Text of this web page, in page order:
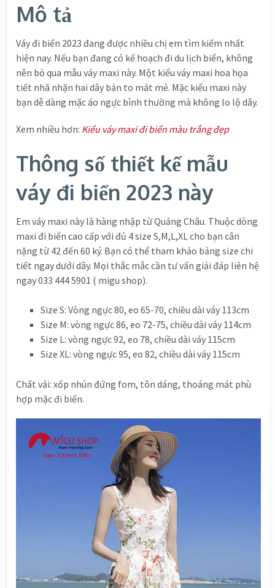
Mô tả
Váy đi biển 2023 đang được nhiều chị em tìm kiếm nhất
hiện nay. Nếu bạn đang có kế hoạch đi du lịch biển, không
nên bỏ qua mẫu váy maxi này. Một kiểu váy maxi hoa họa
tiết nhã nhặn hai dây bản to mát mẻ. Mặc kiểu maxi này
bạn dễ dàng mặc áo ngực bình thường mà không lo lộ dây.
Xem nhiều hơn: Kiểu váy maxi đi biển màu trắng đẹp
Thông số thiết kế mẫu
váy đi biển 2023 này
Em váy maxi này là hàng nhập từ Quảng Châu. Thuộc dòng
maxi đi biển cao cấp với đủ 4 size S,M,L,XL cho bạn cân
nặng từ 42 đến 60 ký. Bạn có thể tham khảo bảng size chi
tiết ngay dưới dây. Mọi thắc mắc cần tư vấn giải đáp liên hệ
ngay 033 444 5901 ( migu shop).
Size S: Vòng ngực 80, eo 65-70, chiều dài váy 113cm
Size M: vòng ngực 86, eo 72-75, chiều dài váy 114cm
Size L: vòng ngực 92, eo 78, chiều dài váy 115cm
Size XL: vòng ngực 95, eo 82, chiều dài váy 115cm
Chất vải: xốp nhún đứng fom, tôn dáng, thoáng mát phù
hợp mặc đi biển.